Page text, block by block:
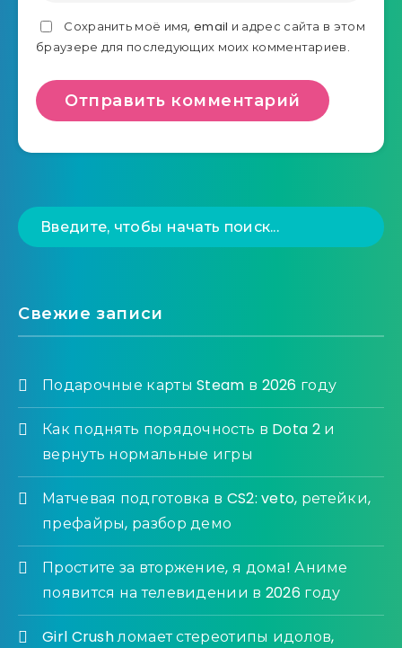
Сохранить моё имя, email и адрес сайта в этом
браузере для последующих моих комментариев.
Свежие записи
Подарочные карты Steam в 2026 году
Как поднять порядочность в Dota 2 и
вернуть нормальные игры
Матчевая подготовка в CS2: veto, ретейки,
префайры, разбор демо
Простите за вторжение, я дома! Аниме
появится на телевидении в 2026 году
Girl Crush ломает стереотипы идолов,